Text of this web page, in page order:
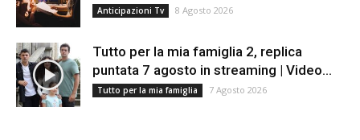
Anticipazioni Tv 8 Agosto 2026
Tutto per la mia famiglia 2, replica
puntata 7 agosto in streaming | Video...
Tutto per la mia famiglia 7 Agosto 2026